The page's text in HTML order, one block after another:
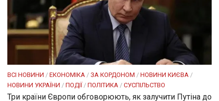
ВСІ НОВИНИ / ЕКОНОМІКА / ЗА КОРДОНОМ / НОВИНИ КИЄВА /
НОВИНИ УКРАЇНИ / ПОДІЇ / ПОЛІТИКА / СУСПІЛЬСТВО
Три країни Європи обговорюють, як залучити Путіна до